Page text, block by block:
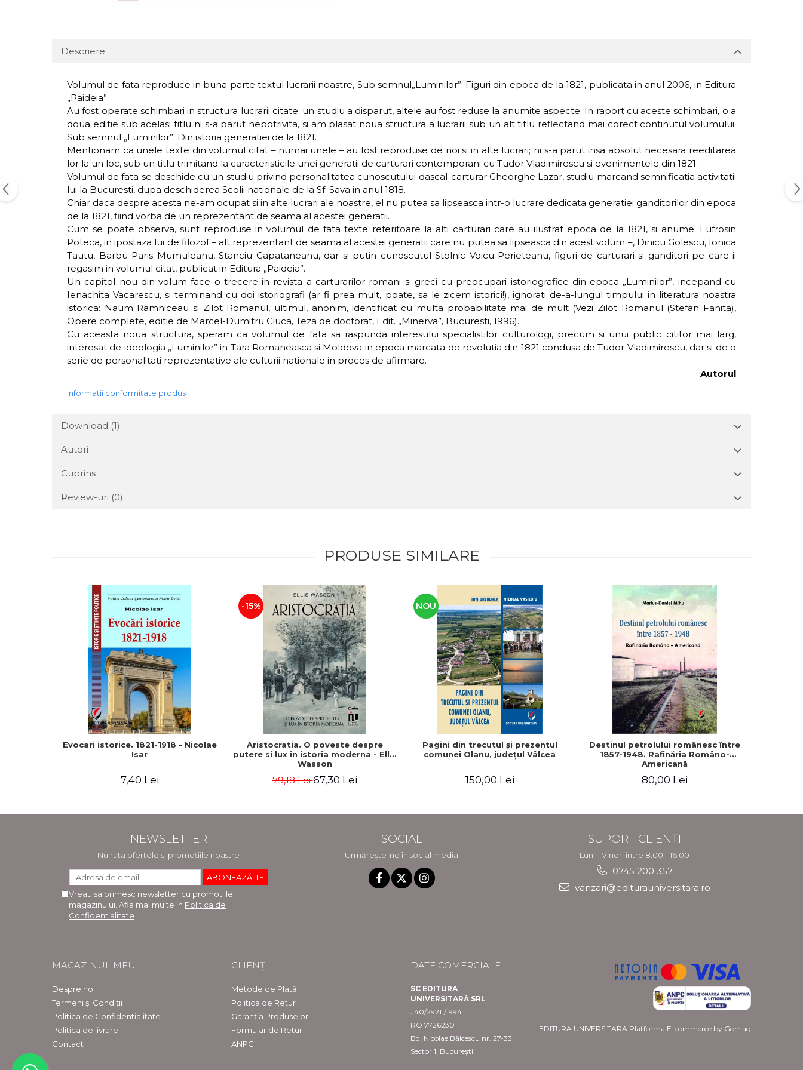
Descriere
Volumul de fata reproduce in buna parte textul lucrarii noastre, Sub semnul„Luminilor”. Figuri din epoca de la 1821, publicata in anul 2006, in Editura
„Paideia”.
Au fost operate schimbari in structura lucrarii citate; un studiu a disparut, altele au fost reduse la anumite aspecte. In raport cu aceste schimbari, o a
doua editie sub acelasi titlu ni s-a parut nepotrivita, si am plasat noua structura a lucrarii sub un alt titlu reflectand mai corect continutul volumului:
Sub semnul „Luminilor”. Din istoria generatiei de la 1821.
Mentionam ca unele texte din volumul citat – numai unele – au fost reproduse de noi si in alte lucrari; ni s-a parut insa absolut necesara reeditarea
lor la un loc, sub un titlu trimitand la caracteristicile unei generatii de carturari contemporani cu Tudor Vladimirescu si evenimentele din 1821.
Volumul de fata se deschide cu un studiu privind personalitatea cunoscutului dascal-carturar Gheorghe Lazar, studiu marcand semnificatia activitatii
lui la Bucuresti, dupa deschiderea Scolii nationale de la Sf. Sava in anul 1818.
Chiar daca despre acesta ne-am ocupat si in alte lucrari ale noastre, el nu putea sa lipseasca intr-o lucrare dedicata generatiei ganditorilor din epoca
de la 1821, fiind vorba de un reprezentant de seama al acestei generatii.
Cum se poate observa, sunt reproduse in volumul de fata texte referitoare la alti carturari care au ilustrat epoca de la 1821, si anume: Eufrosin
Poteca, in ipostaza lui de filozof – alt reprezentant de seama al acestei generatii care nu putea sa lipseasca din acest volum –, Dinicu Golescu, Ionica
Tautu, Barbu Paris Mumuleanu, Stanciu Capataneanu, dar si putin cunoscutul Stolnic Voicu Perieteanu, figuri de carturari si ganditori pe care ii
regasim in volumul citat, publicat in Editura „Paideia”.
Un capitol nou din volum face o trecere in revista a carturarilor romani si greci cu preocupari istoriografice din epoca „Luminilor”, incepand cu
Ienachita Vacarescu, si terminand cu doi istoriografi (ar fi prea mult, poate, sa le zicem istorici!), ignorati de-a-lungul timpului in literatura noastra
istorica: Naum Ramniceau si Zilot Romanul, ultimul, anonim, identificat cu multa probabilitate mai de mult (Vezi Zilot Romanul (Stefan Fanita),
Opere complete, editie de Marcel-Dumitru Ciuca, Teza de doctorat, Edit. „Minerva”, Bucuresti, 1996).
Cu aceasta noua structura, speram ca volumul de fata sa raspunda interesului specialistilor culturologi, precum si unui public cititor mai larg,
interesat de ideologia „Luminilor” in Tara Romaneasca si Moldova in epoca marcata de revolutia din 1821 condusa de Tudor Vladimirescu, dar si de o
serie de personalitati reprezentative ale culturii nationale in proces de afirmare.
Autorul
Informatii conformitate produs
Download (1)
Autori
Cuprins
Review-uri (0)
PRODUSE SIMILARE
Evocari istorice. 1821-1918 - Nicolae
Isar
7,40 Lei
-15%
Aristocratia. O poveste despre
putere si lux in istoria moderna - Ellis
Wasson
79,18 Lei67,30 Lei
NOU
Pagini din trecutul şi prezentul
comunei Olanu, judeţul Vâlcea
150,00 Lei
Destinul petrolului românesc între
1857-1948. Rafinăria Româno-
Americană
80,00 Lei
NEWSLETTER
Nu rata ofertele și promoțiile noastre
Vreau sa primesc newsletter cu promotiile
magazinului. Afla mai multe in Politica de
Confidentialitate
SOCIAL
Urmărește-ne în social media
SUPORT CLIENȚI
Luni - Vineri intre 8.00 - 16.00
0745 200 357
vanzari@editurauniversitara.ro
MAGAZINUL MEU
Despre noi
Termeni și Condiții
Politica de Confidentialitate
Politica de livrare
Contact
CLIENȚI
Metode de Plată
Politica de Retur
Garanția Produselor
Formular de Retur
ANPC
DATE COMERCIALE
SC EDITURA
UNIVERSITARĂ SRL
J40/29211/1994
RO 7726230
Bd. Nicolae Bălcescu nr. 27-33
Sector 1, București
EDITURA UNIVERSITARA Platforma E-commerce by Gomag